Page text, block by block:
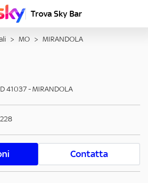
Trova Sky Bar
> MO > MIRANDOLA
41037-MIRANDOLA
Contatta